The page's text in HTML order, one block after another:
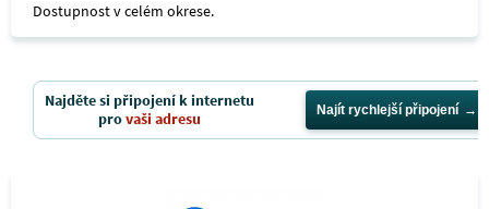
Dostupnost v celém okrese.
Najděte si připojení k internetu
provaši adresu Najít rychlejší připojení